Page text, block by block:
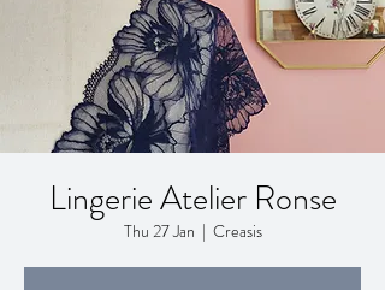
Lingerie Atelier Ronse
Thu 27 Jan
  |
Creasis